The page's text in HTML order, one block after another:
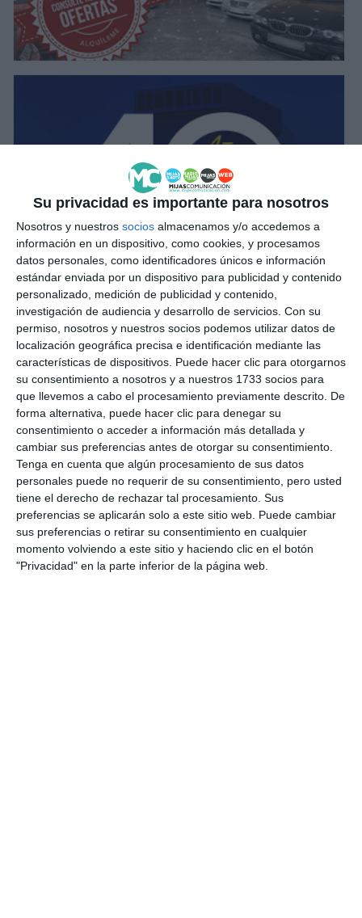
Su privacidad es importante para nosotros
Nosotros y nuestros socios almacenamos y/o accedemos a
información en un dispositivo, como cookies, y procesamos
datos personales, como identificadores únicos e información
estándar enviada por un dispositivo para publicidad y contenido
personalizado, medición de publicidad y contenido,
investigación de audiencia y desarrollo de servicios. Con su
permiso, nosotros y nuestros socios podemos utilizar datos de
localización geográfica precisa e identificación mediante las
características de dispositivos. Puede hacer clic para otorgarnos
su consentimiento a nosotros y a nuestros 1733 socios para
que llevemos a cabo el procesamiento previamente descrito. De
forma alternativa, puede hacer clic para denegar su
consentimiento o acceder a información más detallada y
cambiar sus preferencias antes de otorgar su consentimiento.
Tenga en cuenta que algún procesamiento de sus datos
personales puede no requerir de su consentimiento, pero usted
tiene el derecho de rechazar tal procesamiento. Sus
preferencias se aplicarán solo a este sitio web. Puede cambiar
sus preferencias o retirar su consentimiento en cualquier
momento volviendo a este sitio y haciendo clic en el botón
"Privacidad" en la parte inferior de la página web.